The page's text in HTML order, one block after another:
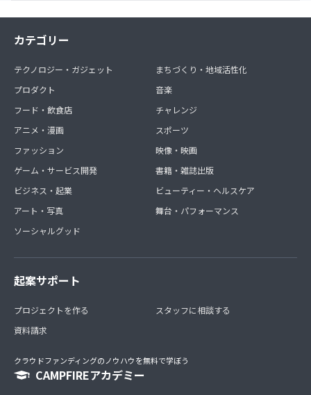
をくすぐるコンテンツを豊富に完備、もちろん読み放題。
■年3〜4回目安の定例イベント（北海道を代表するゲスト
を招いてトーク+懇親会）
■年1回のビジネスと遊びにガチで取り組む合宿
■札幌および北海道の名店オフ会
■テレビ出演・出版他メディア露出時にイベント参加など
随時巻き込み型の企画あり
カテゴリー
テクノロジー・ガジェット
プロダクト
フード・飲食店
アニメ・漫画
ファッション
ゲーム・サービス開発
ビジネス・起業
アート・写真
ソーシャルグッド
まちづくり・地域活性化
音楽
チャレンジ
スポーツ
映像・映画
書籍・雑誌出版
ビューティー・ヘルスケア
舞台・パフォーマンス
起案サポート
プロジェクトを作る
資料請求
スタッフに相談する
クラウドファンディングのノウハウを無料で学ぼう
CAMPFIREアカデミー